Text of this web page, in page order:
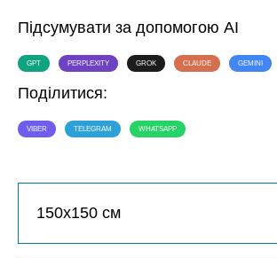
Підсумувати за допомогою AI
GPT PERPLEXITY GROK CLAUDE GEMINI
Поділитися:
VIBER TELEGRAM WHATSAPP
150х150 см